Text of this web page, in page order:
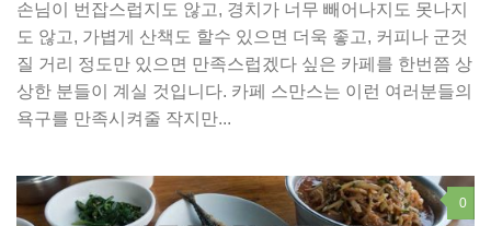
손님이 번잡스럽지도 않고, 경치가 너무 빼어나지도 못나지
도 않고, 가볍게 산책도 할수 있으면 더욱 좋고, 커피나 군것
질 거리 정도만 있으면 만족스럽겠다 싶은 카페를 한번쯤 상
상한 분들이 계실 것입니다. 카페 스만스는 이런 여러분들의
욕구를 만족시켜줄 작지만...
0